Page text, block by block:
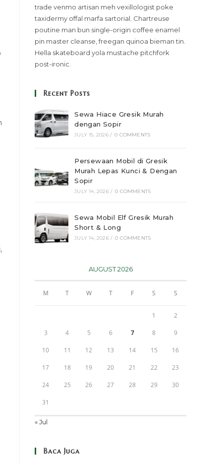
trade venmo artisan meh vexillologist poke
taxidermy offal marfa sartorial. Chartreuse
poutine man bun single-origin coffee enamel
pin master cleanse, freegan quinoa bieman tin.
Hella skateboard yola mustache pitchfork
post-ironic.
Recent Posts
Sewa Hiace Gresik Murah
dengan Sopir
JULY 15, 2026 / 0 COMMENTS
Persewaan Mobil di Gresik
Murah Lepas Kunci & Dengan
Sopir
JULY 14, 2026 / 0 COMMENTS
Sewa Mobil Elf Gresik Murah
Short & Long
JULY 14, 2026 / 0 COMMENTS
AUGUST 2026
M T W T F S S
1 2
3 4 5 6 7 8 9
10 11 12 13 14 15 16
17 18 19 20 21 22 23
24 25 26 27 28 29 30
31
« Jul
Baca Juga